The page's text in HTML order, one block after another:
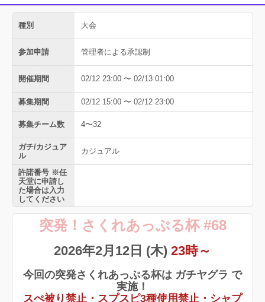
種別 大会
参加申請 管理者による承認制
開催期間 02/12 23:00 〜 02/13 01:00
募集期間 02/12 15:00 〜 02/12 23:00
募集チーム数 4〜32
ガチ/カジュア
ル
カジュアル
許諾番号 ※任
天堂に申請し
た場合は入力
してください
突発！さくれあっぷる杯 #68
2026年2月12日 (木) 23時～
今回の突発さくれあっぷる杯は ガチヤグラ で
実施！
スぺ被り禁止・スプスピ3種使用禁止・シャプ